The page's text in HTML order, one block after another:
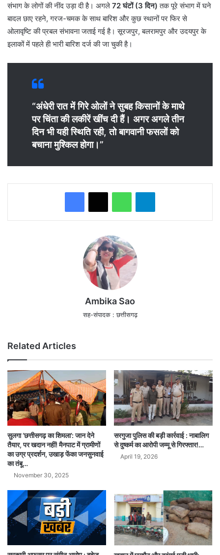
संभाग के लोगों की नींद उड़ा दी है। अगले 72 घंटों (3 दिन) तक पूरे संभाग में घने
बादल छाए रहने, गरज-चमक के साथ बारिश और कुछ स्थानों पर फिर से
ओलावृष्टि की प्रबल संभावना जताई गई है। सूरजपुर, बलरामपुर और उदयपुर के
इलाकों में पहले ही भारी बारिश दर्ज की जा चुकी है।
“अंधेरी रात में गिरे ओलों ने सुबह किसानों के माथे
पर चिंता की लकीरें खींच दी हैं। अगर अगले तीन
दिन भी यही स्थिति रही, तो बागवानी फसलों को
बचाना मुश्किल होगा।”
WhatsAppTelegram
Ambika Sao
सह-संपादक : छत्तीसगढ़
Related Articles
सुलगा ‘छत्तीसगढ़ का शिमला’: जान देने
तैयार, पर खदान नहीं! मैनपाट में ग्रामीणों
का उग्र प्रदर्शन, उखाड़ फेंका जनसुनवाई
का तंबू…
November 30, 2025
सरगुजा पुलिस की बड़ी कार्रवाई : नाबालिग
से दुष्कर्म का आरोपी जम्मू से गिरफ्तार!…
April 19, 2026